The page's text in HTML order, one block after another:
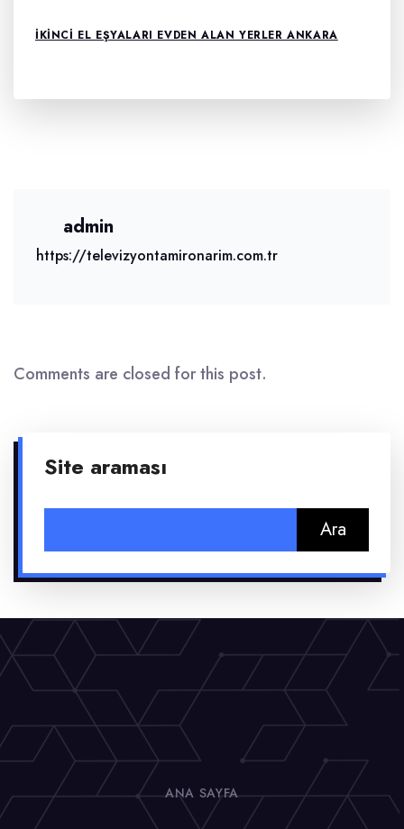
İKINCI EL EŞYALARI EVDEN ALAN YERLER ANKARA
admin
https://televizyontamironarim.com.tr
Comments are closed for this post.
Site araması
ANA SAYFA